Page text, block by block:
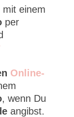
mit einem
per
Online-
, wenn Du
angibst.